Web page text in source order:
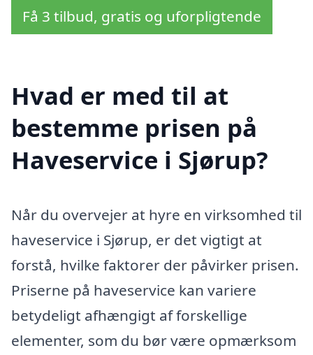
Få 3 tilbud, gratis og uforpligtende
Hvad er med til at
bestemme prisen på
Haveservice i Sjørup?
Når du overvejer at hyre en virksomhed til
haveservice i Sjørup, er det vigtigt at
forstå, hvilke faktorer der påvirker prisen.
Priserne på haveservice kan variere
betydeligt afhængigt af forskellige
elementer, som du bør være opmærksom